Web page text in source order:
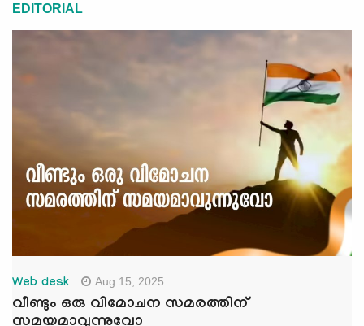
EDITORIAL
Web desk Aug 15, 2025
വീണ്ടും ഒരു വിമോചന സമരത്തിന്